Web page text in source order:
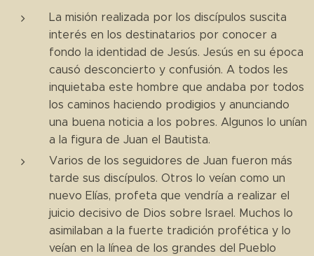
La misión realizada por los discípulos suscita
interés en los destinatarios por conocer a
fondo la identidad de Jesús. Jesús en su época
causó desconcierto y confusión. A todos les
inquietaba este hombre que andaba por todos
los caminos haciendo prodigios y anunciando
una buena noticia a los pobres. Algunos lo unían
a la figura de Juan el Bautista.
Varios de los seguidores de Juan fueron más
tarde sus discípulos. Otros lo veían como un
nuevo Elías, profeta que vendría a realizar el
juicio decisivo de Dios sobre Israel. Muchos lo
asimilaban a la fuerte tradición profética y lo
veían en la línea de los grandes del Pueblo